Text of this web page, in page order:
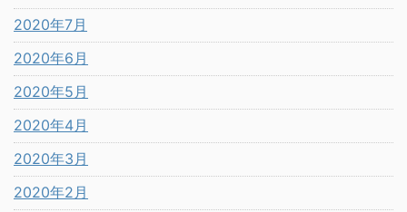
2020年7月
2020年6月
2020年5月
2020年4月
2020年3月
2020年2月